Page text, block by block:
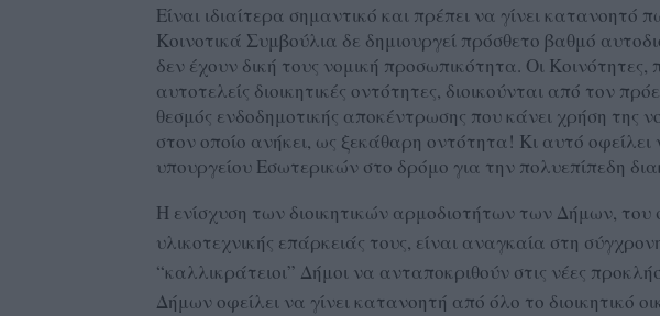
Είναι ιδιαίτερα σημαντικό και πρέπει να γίνει κατανοητό
Κοινοτικά Συμβούλια δε δημιουργεί πρόσθετο βαθμό
δεν έχουν δική τους νομική προσωπικότητα. Οι Κοινότητες,
αυτοτελείς διοικητικές οντότητες, διοικούνται από τον
θεσμός ενδοδημοτικής αποκέντρωσης που κάνει χρήση της
στον οποίο ανήκει, ως ξεκάθαρη οντότητα! Κι αυτό
υπουργείου Εσωτερικών στο δρόμο για την πολυεπίπεδη
Η ενίσχυση των διοικητικών αρμοδιοτήτων των Δήμων, του
υλικοτεχνικής επάρκειάς τους, είναι αναγκαία στη
“καλλικράτειοι” Δήμοι να ανταποκριθούν στις νέες
Δήμων οφείλει να γίνει κατανοητή από όλο το διοικητικό